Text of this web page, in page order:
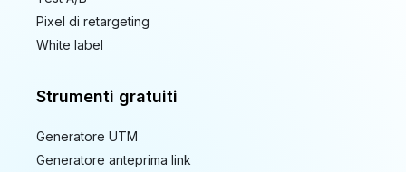
Pixel di retargeting
White label
Strumenti gratuiti
Generatore UTM
Generatore anteprima link